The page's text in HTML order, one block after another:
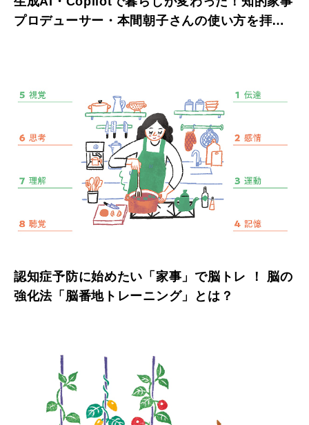
プロデューサー・本間朝子さんの使い方を拝
認知症予防に始めたい「家事」で脳トレ ！ 脳の
強化法「脳番地トレーニング」とは？